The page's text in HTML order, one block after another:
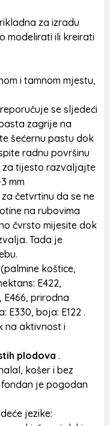
za izradu
modelirati ili kreirati
i tamnom mjestu,
se sljedeći
zagrije na
šećernu pastu dok
radnu površinu
za tijesto razvaljajte
mm
četvrtinu da se ne
na rubovima
čvrsto mijesite dok
Tada je
koštice,
E422,
E466, prirodna
E330, boja: E122 .
na aktivnost i
plodova .
košer i bez
je pogodan
jezike: